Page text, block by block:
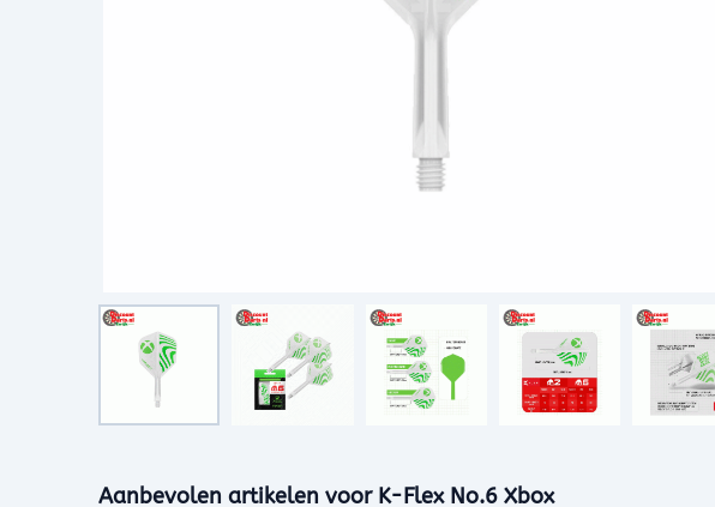
Aanbevolen artikelen voor K-Flex No.6 Xbox